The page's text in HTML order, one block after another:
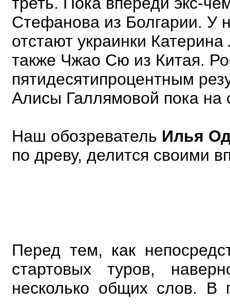
Стефанова из Болгарии. У
отстают украинки
также Чжао Сю из Китая.
пятидесятипроцентным
Алисы Галлямовой пока на
Наш обозреватель Илья
по древу, делится своими
Перед тем, как
стартовых туров,
несколько общих слов. В